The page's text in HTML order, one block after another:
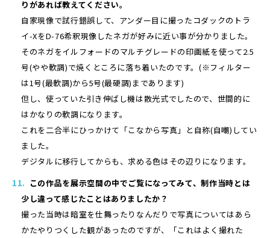
りがあれば教えてください。
自家現像で試行錯誤して、アンダー目に撮ったコダックのトラ
イ-XをD-76希釈現像したネガが好みに近い事が分かりました。
そのネガをイルフォードのマルチグレードの印画紙を使って2.5
号(やや軟調)で焼くところに落ち着いたのです。(※フィルター
は1号(最軟調)から5号(最硬調)まであります)
但し、使っていた引き伸ばし機は散光式でしたので、世間的に
はかなりの軟調になります。
これを二合半にひっかけて「こなから写真」と自称(自嘲)してい
ました。
デジタルに移行してからも、求める色はその辺りになります。
この作品を展示空間の中でご覧になってみて、制作当時とは
少し違って感じたことはありましたか？
撮った当時は暗室を仕舞ったりなんだりで写真についてはあら
かたやりつくした観があったのですが、「これはよく撮れた